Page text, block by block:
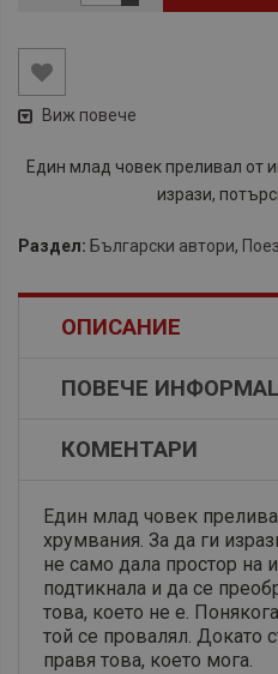
Виж повече
Един млад човек преливал от
изрази,
Раздел: Български автори,
ОПИСАНИЕ
ПОВЕЧЕ
КОМЕНТАРИ
Един млад човек
хрумвания. За да ги
не само дала простор на
подтикнала и да се
това, което не е.
той се провалял. Докато
правя това, което мога.